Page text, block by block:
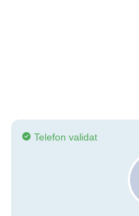
Telefon validat